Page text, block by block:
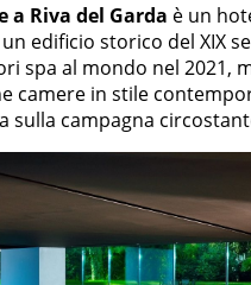
a Riva del Garda è un
edificio storico del XIX
spa al mondo nel 2021,
camere in stile
sulla campagna